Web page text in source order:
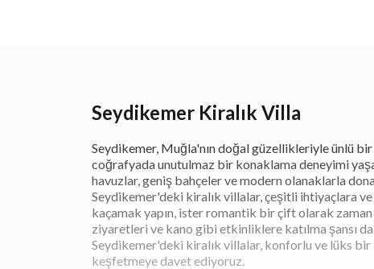
Seydikemer Kiralık Villa
Seydikemer, Muğla'nın doğal güzellikleriyle ünlü
coğrafyada unutulmaz bir konaklama deneyimi
havuzlar, geniş bahçeler ve modern olanaklarla
Seydikemer'deki kiralık villalar, çeşitli ihtiyaçlara
kaçamak yapın, ister romantik bir çift olarak
ziyaretleri ve kano gibi etkinliklere katılma şansı
Seydikemer'deki kiralık villalar, konforlu ve lüks
keşfetmeye davet ediyoruz.